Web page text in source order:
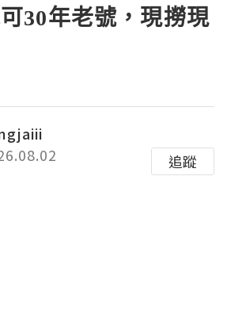
30年老號，現撈現
追蹤